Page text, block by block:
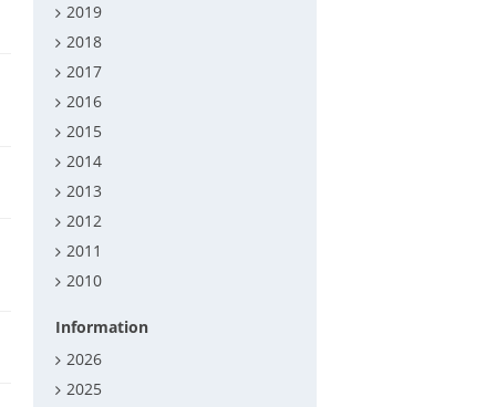
2019
2018
2017
2016
2015
2014
2013
2012
2011
2010
Information
2026
2025